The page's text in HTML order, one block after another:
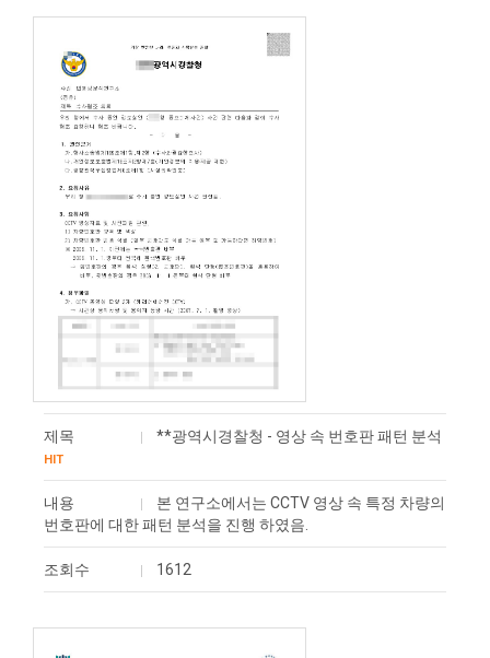
제목 **광역시경찰청 - 영상 속 번호판 패턴 분석
HIT
내용
본 연구소에서는 CCTV 영상 속 특정 차량의
번호판에 대한 패턴 분석을 진행 하였음.
조회수 1612